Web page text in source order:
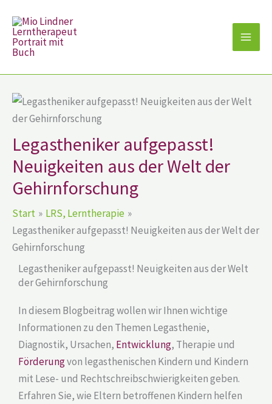
Inhalt
springen
Legastheniker aufgepasst!
Neuigkeiten aus der Welt der
Gehirnforschung
Start
LRS, Lerntherapie
Legastheniker aufgepasst! Neuigkeiten aus der Welt der
Gehirnforschung
Legastheniker aufgepasst! Neuigkeiten aus der Welt
der Gehirnforschung
In diesem Blogbeitrag wollen wir Ihnen wichtige
Informationen zu den Themen Legasthenie,
Diagnostik, Ursachen, Entwicklung, Therapie und
Förderungvon legasthenischen Kindern und Kindern
mit Lese- und Rechtschreibschwierigkeiten geben.
Erfahren Sie, wie Eltern betroffenen Kindern helfen